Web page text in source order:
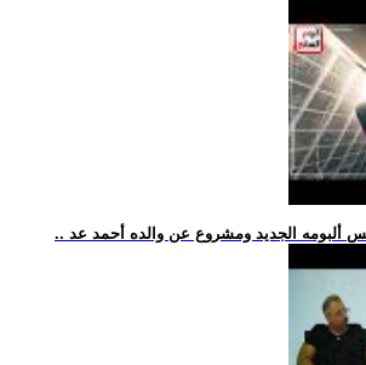
ألبومه الجديد ومشروع عن والده أحمد عد